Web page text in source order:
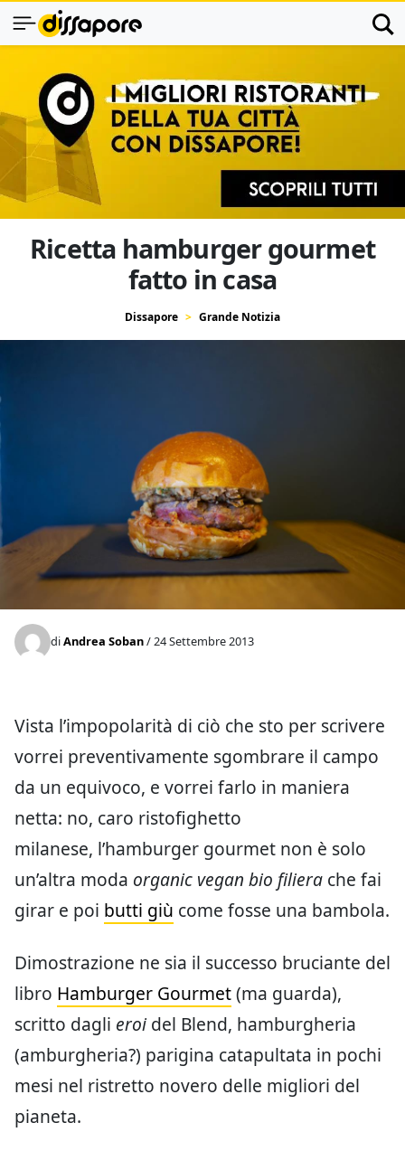
Ricetta hamburger gourmet
fatto in casa
Dissapore Grande Notizia
diAndrea Soban/ 24 Settembre 2013
Vista l’impopolarità di ciò che sto per scrivere
vorrei preventivamente sgombrare il campo
da un equivoco, e vorrei farlo in maniera
netta: no, caro ristofighetto
milanese, l’hamburger gourmet non è solo
un’altra moda organic vegan bio filiera che fai
girar e poi butti giù come fosse una bambola.
Dimostrazione ne sia il successo bruciante del
libro Hamburger Gourmet(ma guarda),
scritto dagli eroi del Blend, hamburgheria
(amburgheria?) parigina catapultata in pochi
mesi nel ristretto novero delle migliori del
pianeta.